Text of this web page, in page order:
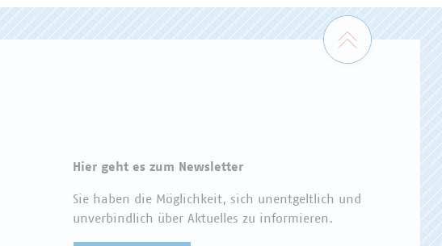
Zum
Hier geht es zum Newsletter
Sie haben die Möglichkeit, sich unentgeltlich und
unverbindlich über Aktuelles zu informieren.